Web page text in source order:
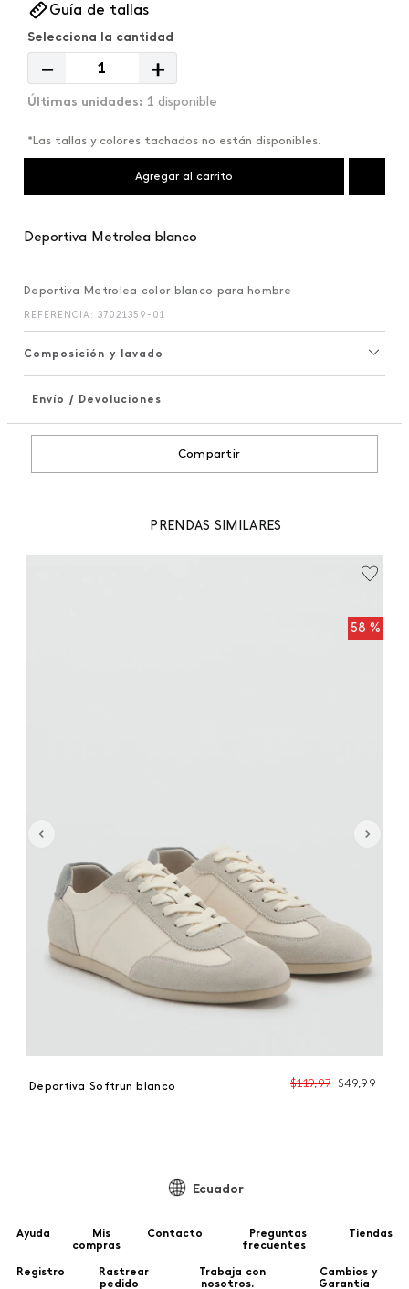
Guía de tallas
＋
－
1 disponible
*Las tallas y colores tachados no están disponibles.
Agregar al carrito
Deportiva Metrolea blanco
Deportiva Metrolea color blanco para hombre
REFERENCIA : 37021359-01
Composición y lavado
Envío / Devoluciones
Compartir
PRENDAS SIMILARES
58 %
Deportiva Softrun blanco $119,97 $49,99
Ecuador
Ayuda
Mis
compras
Contacto
Preguntas
frecuentes
Tiendas
Registro
Rastrear
pedido
Trabaja con
nosotros.
Cambios y
Garantía